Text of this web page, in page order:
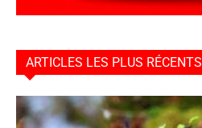
ARTICLES LES PLUS RÉCENTS